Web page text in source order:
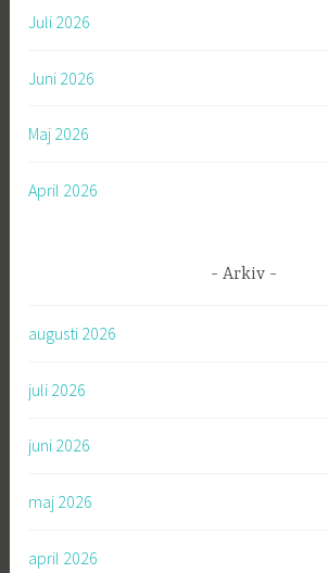
:Juli 2026
Juni 2026
Maj 2026
April 2026
Arkiv
augusti 2026
juli 2026
juni 2026
maj 2026
april 2026